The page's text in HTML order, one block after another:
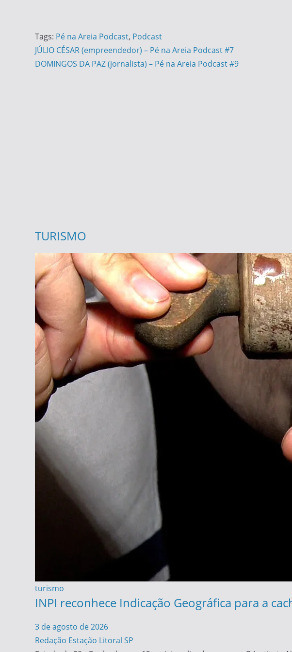
Tags: Pé na Areia Podcast, Podcast
Navegação
de
JÚLIO CÉSAR (empreendedor) – Pé na Areia Podcast #7
DOMINGOS DA PAZ (jornalista) – Pé na Areia Podcast #9
TURISMO
turismo
INPI reconhece Indicação Geográfica para a
3 de agosto de 2026
Redação Estação Litoral SP